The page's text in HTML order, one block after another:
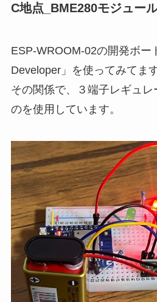
C地点_BME280モジュー
ESP-WROOM-02の開発ボー
Developer」を使ってみてます
その関係で、３端子レギュレ
のを使用しています。